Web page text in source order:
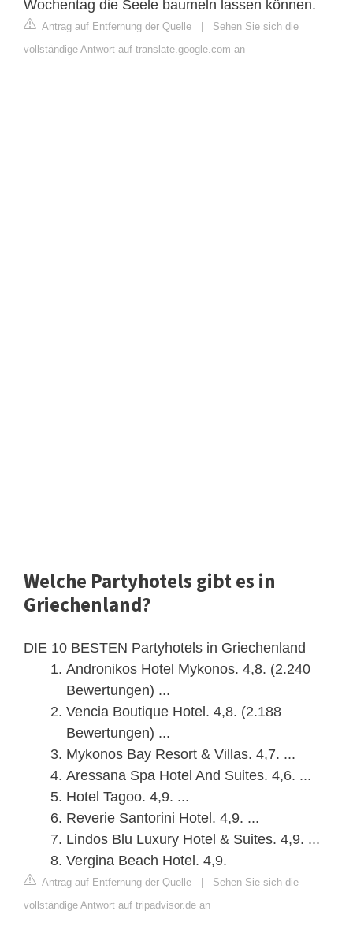
Wochentag die Seele baumeln lassen können.
Antrag auf Entfernung der Quelle | Sehen Sie sich die
vollständige Antwort auf translate.google.com an
Welche Partyhotels gibt es in
Griechenland?
DIE 10 BESTEN Partyhotels in Griechenland
Andronikos Hotel Mykonos. 4,8. (2.240
Bewertungen) ...
Vencia Boutique Hotel. 4,8. (2.188
Bewertungen) ...
Mykonos Bay Resort & Villas. 4,7. ...
Aressana Spa Hotel And Suites. 4,6. ...
Hotel Tagoo. 4,9. ...
Reverie Santorini Hotel. 4,9. ...
Lindos Blu Luxury Hotel & Suites. 4,9. ...
Vergina Beach Hotel. 4,9.
Antrag auf Entfernung der Quelle | Sehen Sie sich die
vollständige Antwort auf tripadvisor.de an